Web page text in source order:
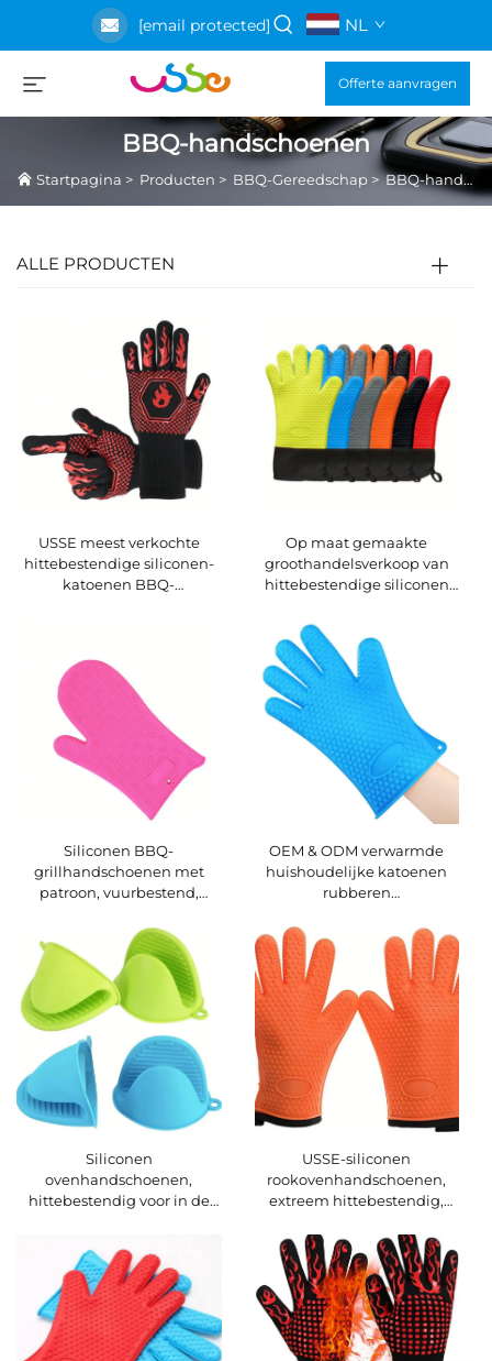
[email protected] NL
Offerte aanvragen
BBQ-handschoenen
Startpagina > Producten > BBQ-Gereedschap >BBQ-handschoenen
ALLE PRODUCTEN
USSE meest verkochte
hittebestendige siliconen-
katoenen BBQ-
isolerend, LFGB-
gecertificeerd
Op maat gemaakte
groothandelsverkoop van
hittebestendige siliconen
en barbecue, katoenen
keukenhandschoenen voor
magnetron,
ovenhandschoenen,
hittebestendige
handschoenen
Siliconen BBQ-
grillhandschoenen met
patroon, vuurbestend,
kookovenwant met open
manchet aan beide zijden
OEM & ODM verwarmde
huishoudelijke katoenen
rubberen
BBQ-handschoenen, op
maat gemaakte
hittebestendige
handschoenen
Siliconen
ovenhandschoenen,
hittebestendig voor in de
bakken en BBQ,
hittebestendig voor in de
keuken
USSE-siliconen
rookovenhandschoenen,
extreem hittebestendig,
op uw grill, frituurpan of pit,
waterdichte grill- en BBQ-
handschoenen